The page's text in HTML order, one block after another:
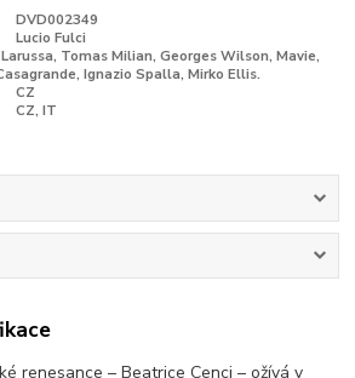
DVD002349
Lucio Fulci
Tomas Milian, Georges Wilson, Mavie,
Ignazio Spalla, Mirko Ellis.
CZ
CZ, IT
renesance – Beatrice Cenci – ožívá v